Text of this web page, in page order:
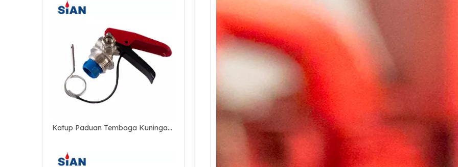
Katup Paduan Aluminium Andal untuk Pemadam Api Serbuk Kering